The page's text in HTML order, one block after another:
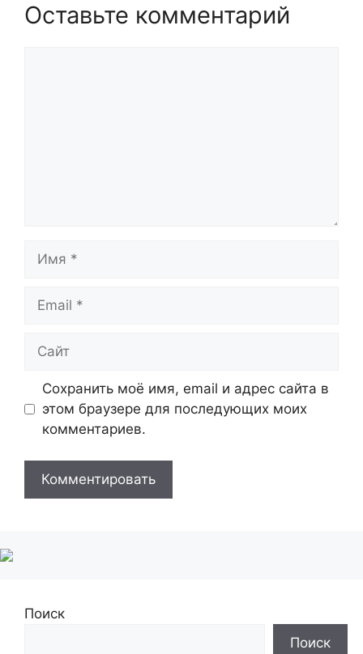
Оставьте комментарий
Имя
Email
Сайт
Сохранить моё имя, email и адрес сайта в
этом браузере для последующих моих
комментариев.
Поиск
Поиск